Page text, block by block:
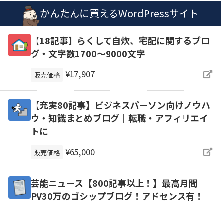
かんたんに買えるWordPressサイト
【18記事】らくして自炊、宅配に関するブロ
グ・文字数1700～9000文字
販売価格 ¥17,907
【充実80記事】ビジネスパーソン向けノウハ
ウ・知識まとめブログ｜転職・アフィリエイ
トに
販売価格 ¥65,000
芸能ニュース【800記事以上！】最高月間
PV30万のゴシップブログ！アドセンス有！